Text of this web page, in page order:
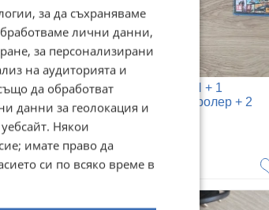
PS4 FAT EDITION + 1
Оригинален контролер + 2
ТОП игри 1TB (1000GB) памет
130
254,26 лв
за да съхраняваме
лични данни,
за персонализирани
на аудиторията и
да обработват
данни за геолокация и
Някои
имате право да
си по всяко време в